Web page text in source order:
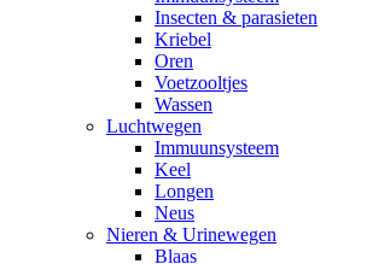
Insecten & parasieten
Kriebel
Oren
Voetzooltjes
Wassen
Luchtwegen
Immuunsysteem
Keel
Longen
Neus
Nieren & Urinewegen
Blaas